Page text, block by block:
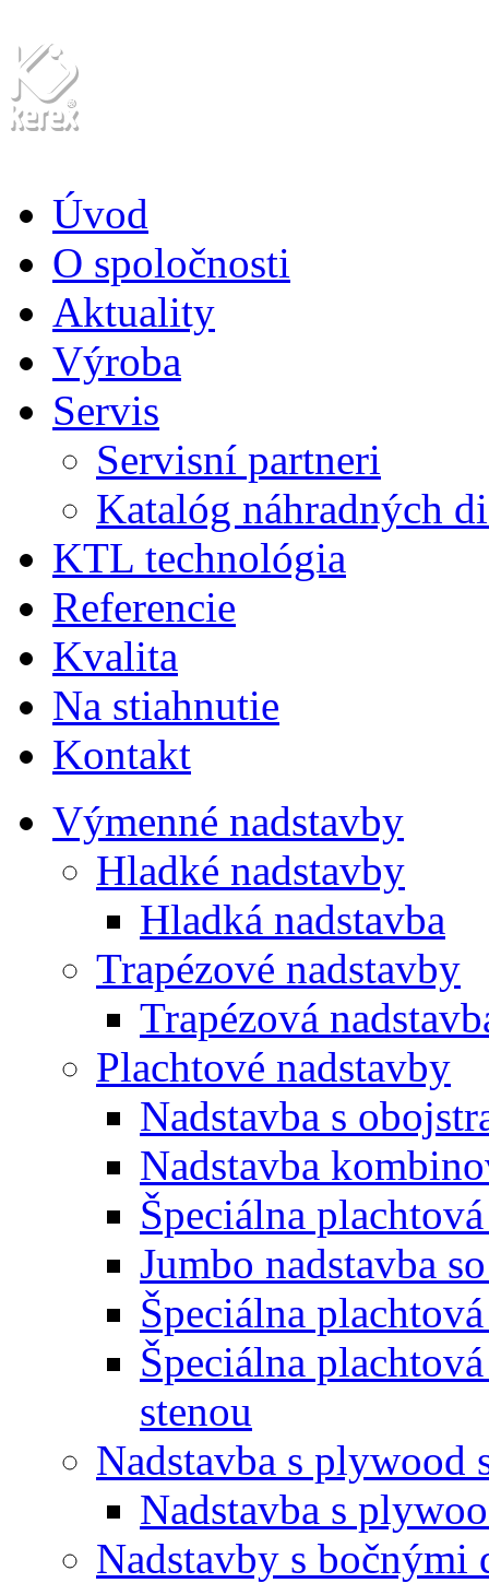
Úvod
O spoločnosti
Aktuality
Výroba
Servis
Servisní partneri
Katalóg náhradných
KTL technológia
Referencie
Kvalita
Na stiahnutie
Kontakt
Výmenné nadstavby
Hladké nadstavby
Hladká nadstavba
Trapézové nadstavby
Trapézová
Plachtové nadstavby
Nadstavba s
Nadstavba
Špeciálna
Jumbo nadstavba
Špeciálna
Špeciálna
stenou
Nadstavba s plywood
Nadstavba s
Nadstavby s bočnými